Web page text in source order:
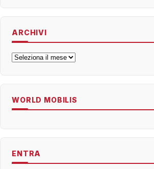
ARCHIVI
Archivi
WORLD MOBILIS
ENTRA